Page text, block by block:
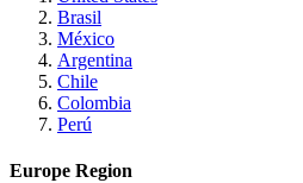
Brasil
México
Argentina
Chile
Colombia
Perú
Europe Region